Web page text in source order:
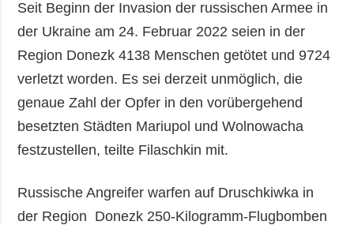
Seit Beginn der Invasion der russischen Armee in
der Ukraine am 24. Februar 2022 seien in der
Region Donezk 4138 Menschen getötet und 9724
verletzt worden. Es sei derzeit unmöglich, die
genaue Zahl der Opfer in den vorübergehend
besetzten Städten Mariupol und Wolnowacha
festzustellen, teilte Filaschkin mit.
Russische Angreifer warfen auf Druschkiwka in
der Region Donezk 250-Kilogramm-Flugbomben